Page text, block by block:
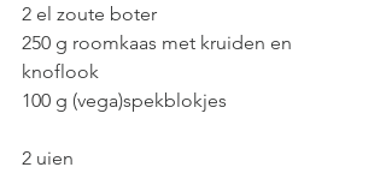
2 el zoute boter
250 g roomkaas met kruiden en
knoflook
100 g (vega)spekblokjes
2 uien